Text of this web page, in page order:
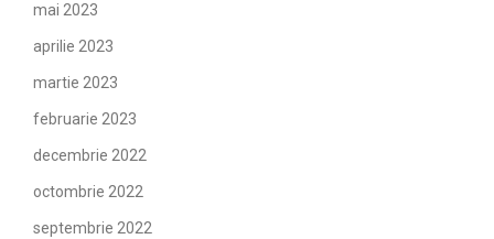
mai 2023
aprilie 2023
martie 2023
februarie 2023
decembrie 2022
octombrie 2022
septembrie 2022